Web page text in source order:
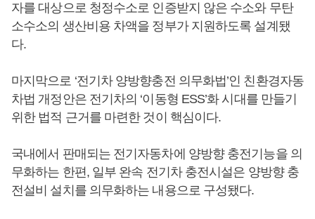
자를 대상으로 청정수소로 인증받지 않은 수소와 무탄
소수소의 생산비용 차액을 정부가 지원하도록 설계됐
다.
마지막으로 ‘전기차 양방향충전 의무화법’인 친환경자동
차법 개정안은 전기차의 ‘이동형 ESS’화 시대를 만들기
위한 법적 근거를 마련한 것이 핵심이다.
국내에서 판매되는 전기자동차에 양방향 충전기능을 의
무화하는 한편, 일부 완속 전기차 충전시설은 양방향 충
전설비 설치를 의무화하는 내용으로 구성됐다.